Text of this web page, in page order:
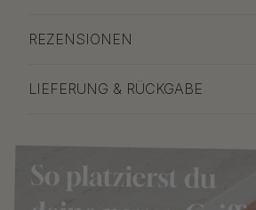
REZENSIONEN
LIEFERUNG & RÜCKGABE